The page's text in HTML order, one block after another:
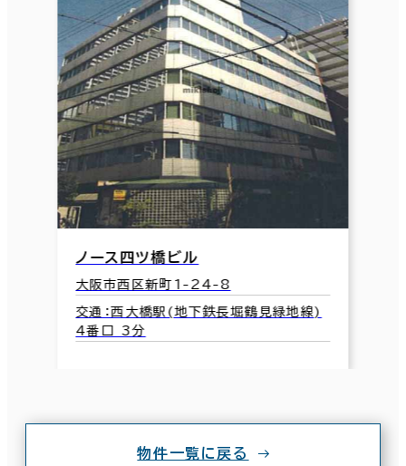
ノース四ツ橋ビル
大阪市西区新町1-24-8
交通：西大橋駅(地下鉄長堀鶴見緑地線)
4番口 3分
物件一覧に戻る